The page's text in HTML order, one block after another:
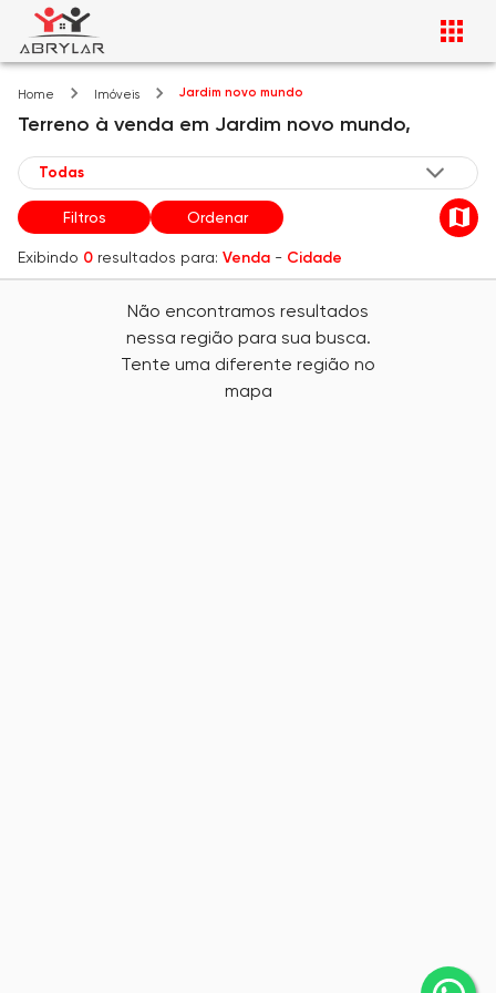
Home Imóveis Jardim novo mundo
Terreno à venda em Jardim novo mundo,
Filtros Ordenar
Exibindo 0 resultados para: Venda - Cidade
Não encontramos resultados
nessa região para sua busca.
Tente uma diferente região no
mapa